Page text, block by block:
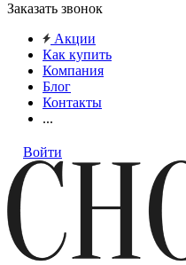
Заказать звонок
Акции
Как купить
Компания
Блог
Контакты
...
Войти